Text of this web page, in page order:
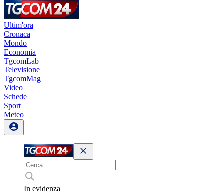
Ultim'ora
Cronaca
Mondo
Economia
TgcomLab
Televisione
TgcomMag
Video
Schede
Sport
Meteo
In evidenza